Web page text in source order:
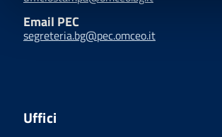
Email PEC
segreteria.bg@pec.omceo.it
Uffici